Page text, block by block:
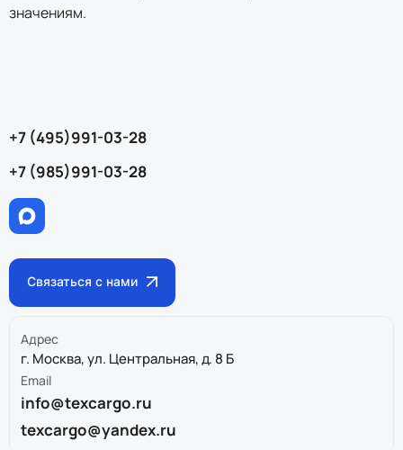
значениям.
+7 (495)991-03-28
+7 (985)991-03-28
Связаться с нами
Адрес
г. Москва, ул. Центральная, д. 8 Б
Email
info@texcargo.ru
texcargo@yandex.ru